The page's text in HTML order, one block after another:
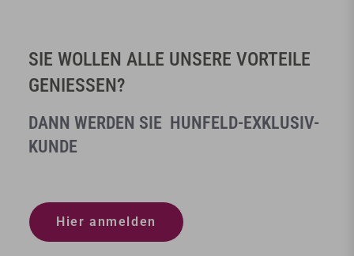
SIE WOLLEN ALLE UNSERE VORTEILE
GENIESSEN?
DANN WERDEN SIE HUNFELD-EXKLUSIV-
KUNDE
Hier anmelden